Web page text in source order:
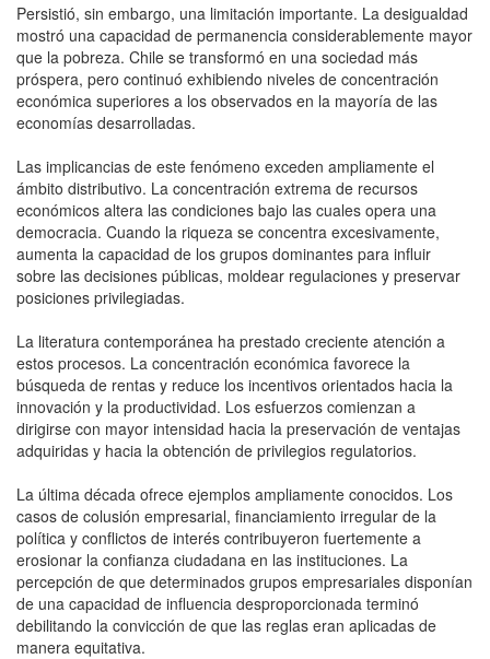
Persistió, sin embargo, una limitación importante. La desigualdad
mostró una capacidad de permanencia considerablemente mayor
que la pobreza. Chile se transformó en una sociedad más
próspera, pero continuó exhibiendo niveles de concentración
económica superiores a los observados en la mayoría de las
economías desarrolladas.
Las implicancias de este fenómeno exceden ampliamente el
ámbito distributivo. La concentración extrema de recursos
económicos altera las condiciones bajo las cuales opera una
democracia. Cuando la riqueza se concentra excesivamente,
aumenta la capacidad de los grupos dominantes para influir
sobre las decisiones públicas, moldear regulaciones y preservar
posiciones privilegiadas.
La literatura contemporánea ha prestado creciente atención a
estos procesos. La concentración económica favorece la
búsqueda de rentas y reduce los incentivos orientados hacia la
innovación y la productividad. Los esfuerzos comienzan a
dirigirse con mayor intensidad hacia la preservación de ventajas
adquiridas y hacia la obtención de privilegios regulatorios.
La última década ofrece ejemplos ampliamente conocidos. Los
casos de colusión empresarial, financiamiento irregular de la
política y conflictos de interés contribuyeron fuertemente a
erosionar la confianza ciudadana en las instituciones. La
percepción de que determinados grupos empresariales disponían
de una capacidad de influencia desproporcionada terminó
debilitando la convicción de que las reglas eran aplicadas de
manera equitativa.